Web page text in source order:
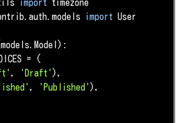
import
import User
:
, 'Draft' ),
, 'Published' ),